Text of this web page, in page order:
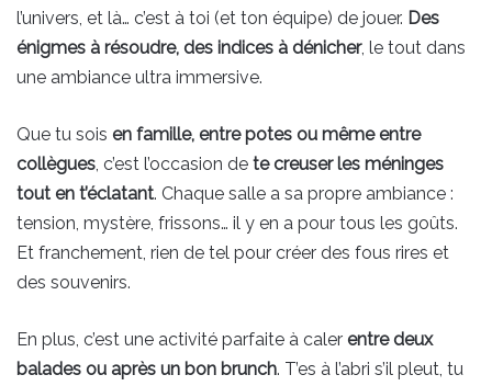
l’univers, et là… c’est à toi (et ton équipe) de jouer. Des
énigmes à résoudre, des indices à dénicher, le tout dans
une ambiance ultra immersive.
Que tu sois en famille, entre potes ou même entre
collègues , c’est l’occasion de te creuser les méninges
tout en t’éclatant. Chaque salle a sa propre ambiance :
tension, mystère, frissons… il y en a pour tous les goûts.
Et franchement, rien de tel pour créer des fous rires et
des souvenirs.
En plus, c’est une activité parfaite à caler entre deux
balades ou après un bon brunch. T’es à l’abri s’il pleut, tu